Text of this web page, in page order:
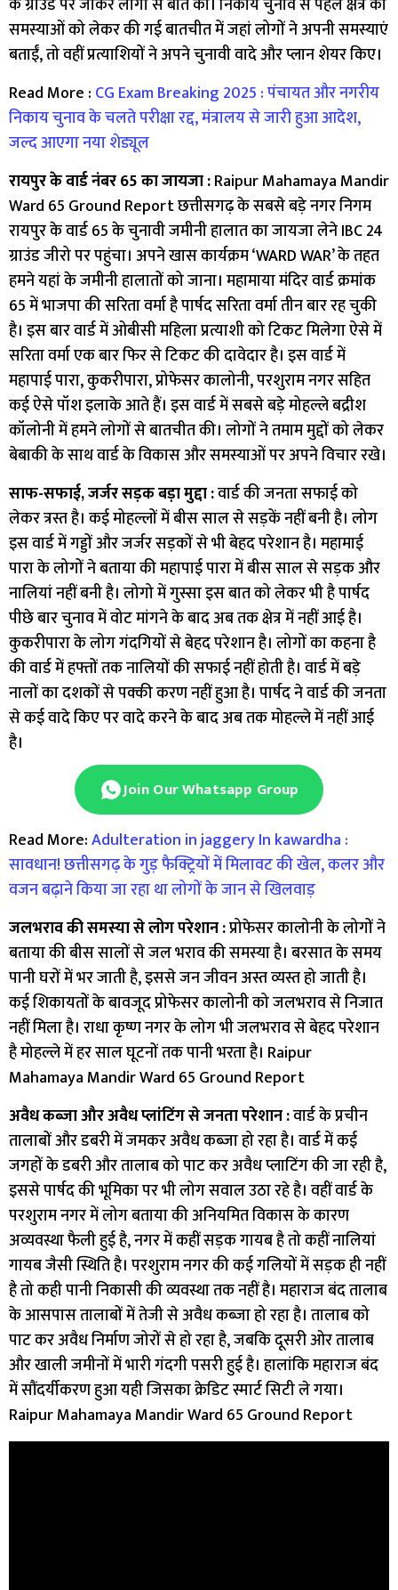
समस्याओं को लेकर की गई बातचीत में जहां लोगों ने अपनी समस्याएं
बताईं, तो वहीं प्रत्याशियों ने अपने चुनावी वादे और प्लान शेयर किए।
Read More : CG Exam Breaking 2025 : पंचायत और नगरीय
निकाय चुनाव के चलते परीक्षा रद्द, मंत्रालय से जारी हुआ आदेश,
जल्द आएगा नया शेड्यूल
रायपुर के वार्ड नंबर 65 का जायजा :Raipur Mahamaya Mandir
Ward 65 Ground Report छत्तीसगढ़ के सबसे बड़े नगर निगम
रायपुर के वार्ड 65 के चुनावी जमीनी हालात का जायजा लेने IBC 24
ग्राउंड जीरो पर पहुंचा। अपने खास कार्यक्रम ‘WARD WAR’ के तहत
हमने यहां के जमीनी हालातों को जाना। महामाया मंदिर वार्ड क्रमांक
65 में भाजपा की सरिता वर्मा है पार्षद सरिता वर्मा तीन बार रह चुकी
है। इस बार वार्ड में ओबीसी महिला प्रत्याशी को टिकट मिलेगा ऐसे में
सरिता वर्मा एक बार फिर से टिकट की दावेदार है। इस वार्ड में
महापाई पारा, कुकरीपारा, प्रोफेसर कालोनी, परशुराम नगर सहित
कई ऐसे पॉश इलाके आते हैं। इस वार्ड में सबसे बड़े मोहल्ले बद्रीश
कॉलोनी में हमने लोगों से बातचीत की। लोगों ने तमाम मुद्दों को लेकर
बेबाकी के साथ वार्ड के विकास और समस्याओं पर अपने विचार रखे।
साफ-सफाई, जर्जर सड़क बड़ा मुद्दा :वार्ड की जनता सफाई को
लेकर त्रस्त है। कई मोहल्लों में बीस साल से सड़कें नहीं बनी है। लोग
इस वार्ड में गड्डों और जर्जर सड़कों से भी बेहद परेशान है। महामाई
पारा के लोगों ने बताया की महापाई पारा में बीस साल से सड़क और
नालियां नहीं बनी है। लोगो में गुस्सा इस बात को लेकर भी है पार्षद
पीछे बार चुनाव में वोट मांगने के बाद अब तक क्षेत्र में नहीं आई है।
कुकरीपारा के लोग गंदगियों से बेहद परेशान है। लोगों का कहना है
की वार्ड में हफ्तों तक नालियों की सफाई नहीं होती है। वार्ड में बड़े
नालों का दशकों से पक्की करण नहीं हुआ है। पार्षद ने वार्ड की जनता
से कई वादे किए पर वादे करने के बाद अब तक मोहल्ले में नहीं आई
है।
Join Our Whatsapp Group
Read More:Adulteration in jaggery In kawardha :
सावधान! छत्तीसगढ़ के गुड़ फैक्ट्रियों में मिलावट की खेल, कलर और
वजन बढ़ाने किया जा रहा था लोगों के जान से खिलवाड़
जलभराव की समस्या से लोग परेशान :प्रोफेसर कालोनी के लोगों ने
बताया की बीस सालों से जल भराव की समस्या है। बरसात के समय
पानी घरों में भर जाती है, इससे जन जीवन अस्त व्यस्त हो जाती है।
कई शिकायतों के बावजूद प्रोफेसर कालोनी को जलभराव से निजात
नहीं मिला है। राधा कृष्ण नगर के लोग भी जलभराव से बेहद परेशान
है मोहल्ले में हर साल घूटनों तक पानी भरता है। Raipur
Mahamaya Mandir Ward 65 Ground Report
अवैध कब्ज़ा और अवैध प्लांटिंग से जनता परेशान :वार्ड के प्रचीन
तालाबों और डबरी में जमकर अवैध कब्जा हो रहा है। वार्ड में कई
जगहों के डबरी और तालाब को पाट कर अवैध प्लाटिंग की जा रही है,
इससे पार्षद की भूमिका पर भी लोग सवाल उठा रहे है। वहीं वार्ड के
परशुराम नगर में लोग बताया की अनियमित विकास के कारण
अव्यवस्था फैली हुई है, नगर में कहीं सड़क गायब है तो कहीं नालियां
गायब जैसी स्थिति है। परशुराम नगर की कई गलियों में सड़क ही नहीं
है तो कही पानी निकासी की व्यवस्था तक नहीं है। महाराज बंद तालाब
के आसपास तालाबों में तेजी से अवैध कब्जा हो रहा है। तालाब को
पाट कर अवैध निर्माण जोरों से हो रहा है, जबकि दूसरी ओर तालाब
और खाली जमीनों में भारी गंदगी पसरी हुई है। हालांकि महाराज बंद
में सौंदर्यीकरण हुआ यही जिसका क्रेडिट स्मार्ट सिटी ले गया।
Raipur Mahamaya Mandir Ward 65 Ground Report